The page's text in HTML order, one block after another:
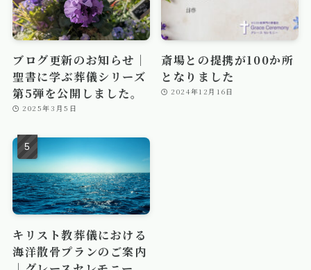
ブログ更新のお知らせ｜
聖書に学ぶ葬儀シリーズ
第5弾を公開しました。
2025年3月5日
斎場との提携が100か所
となりました
2024年12月16日
キリスト教葬儀における
海洋散骨プランのご案内